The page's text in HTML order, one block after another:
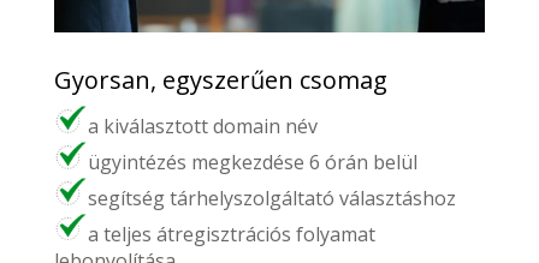
Gyorsan, egyszerűen csomag
a kiválasztott domain név
ügyintézés megkezdése 6 órán belül
segítség tárhelyszolgáltató választáshoz
a teljes átregisztrációs folyamat